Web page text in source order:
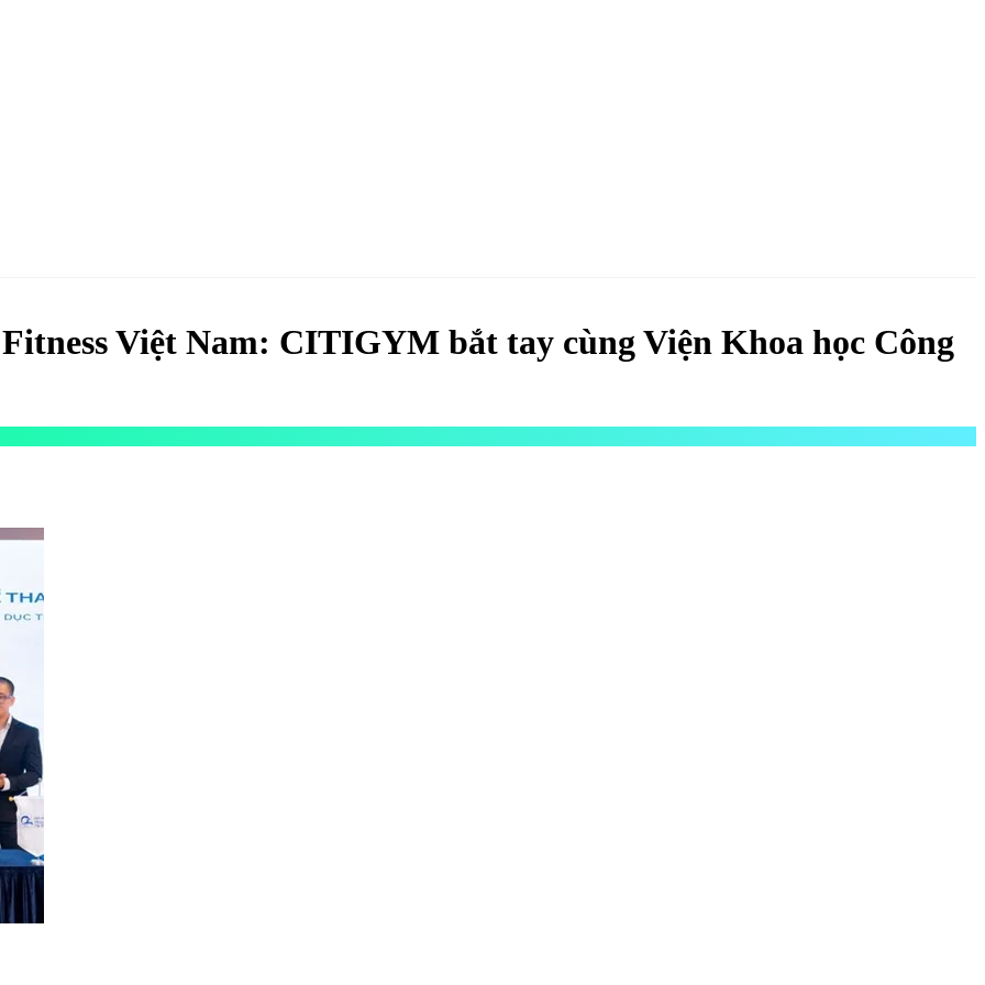
Việt Nam: CITIGYM bắt tay cùng Viện Khoa học Công